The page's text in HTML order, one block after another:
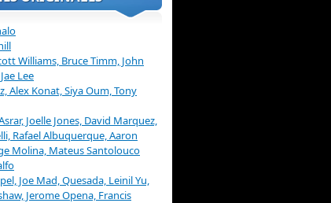
Williams, Bruce Timm, John
Lee
Alex Konat, Siya Oum, Tony
Joelle Jones, David Marquez,
Rafael Albuquerque, Aaron
Molina, Mateus Santolouco
Joe Mad, Quesada, Leinil Yu,
Jerome Opena, Francis